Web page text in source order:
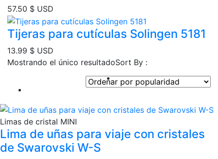
57.50 $ USD
Tijeras para cutículas Solingen 5181
13.99 $ USD
Mostrando el único resultadoSort By :
Limas de cristal MINI
Lima de uñas para viaje con cristales
de Swarovski W-S